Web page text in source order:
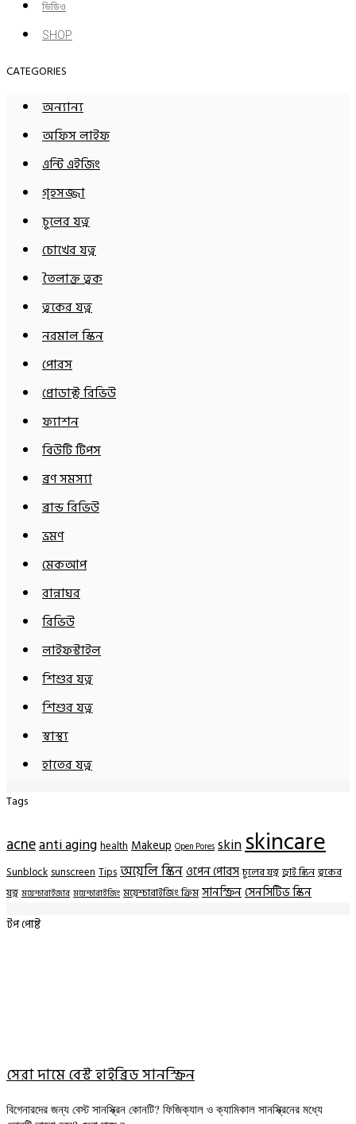
ভিডিও
SHOP
CATEGORIES
অন্যান্য
অফিস লাইফ
এন্টি এইজিং
গৃহসজ্জা
চুলের যত্ন
চোখের যত্ন
তৈলাক্ত ত্বক
ত্বকের যত্ন
নরমাল স্কিন
পোরস
প্রোডাক্ট রিভিউ
ফ্যাশন
বিউটি টিপস
ব্রণ সমস্যা
ব্রান্ড রিভিউ
ভ্রমণ
মেকআপ
রান্নাঘর
রিভিউ
লাইফস্টাইল
শিশুর যত্ন
শিশুর যত্ন
স্বাস্থ্য
হাতের যত্ন
Tags
acneanti aging health Makeup Open Pores skinskincare
Sunblock sunscreen Tips অয়েলি স্কিনওপেন পোরস চুলের যত্ন ড্রাই স্কিন ত্বকের
যত্ন ময়েশ্চারাইজার ময়েশ্চারাইজিং ময়েশ্চারাইজিং ক্রিম সানস্ক্রিনসেনসিটিভ স্কিন
টপ পোষ্ট
সেরা দামে বেস্ট হাইব্রিড সানস্ক্রিন
বিগেনারদের জন্য বেস্ট সানস্ক্রিন কোনটি? ফিজিক্যাল ও ক্যামিকাল সানস্ক্রিনের মধ্যে